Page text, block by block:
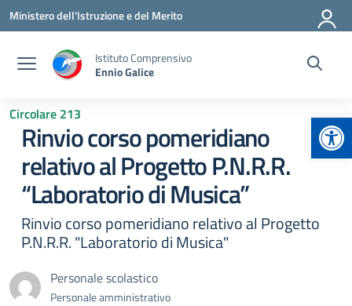
Vai ai contenuti
Vai al menu di navigazione
Vai al footer
Ministero dell'Istruzione e del Merito
Istituto Comprensivo
Ennio Galice
Circolare 213
Rinvio corso pomeridiano
relativo al Progetto P.N.R.R.
“Laboratorio di Musica”
Rinvio corso pomeridiano relativo al Progetto
P.N.R.R. "Laboratorio di Musica"
Personale scolastico
Personale amministrativo